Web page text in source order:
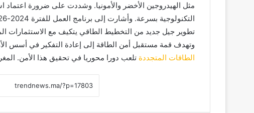
مثل الهيدروجين الأخضر والأمونيا. وشددت على ضرورة اعتماد
تطوير جيل جديد من التخطيط الطاقي يتكيف مع الاستثمارات
وتهدف قمة مستقبل أمن الطاقة إلى إعادة التفكير في أسس
الطاقات المتجددة تلعب دورا محوريا في تحقيق هذا الأمن.